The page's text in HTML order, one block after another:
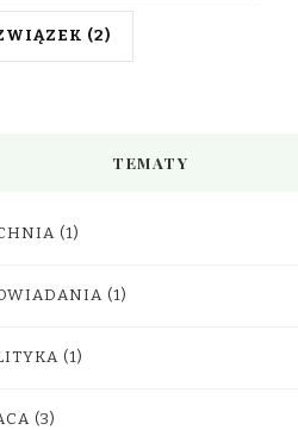
(2)
TEMATY
(1)
(1)
(1)
(3)